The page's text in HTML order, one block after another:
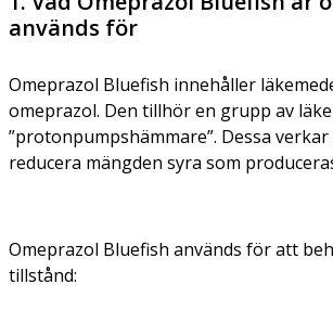
används för
Omeprazol Bluefish innehåller
omeprazol. Den tillhör en grupp av
”protonpumpshämmare”. Dessa
reducera mängden syra som
Omeprazol Bluefish används för att
tillstånd: